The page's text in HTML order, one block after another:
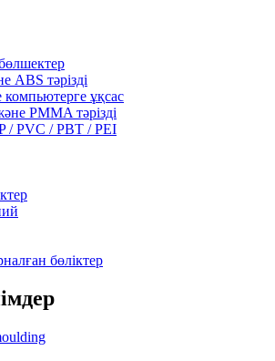
ABS тәрізді
ұқсас
PMMA тәрізді
/ PVC / PBT / PEI
бөліктер